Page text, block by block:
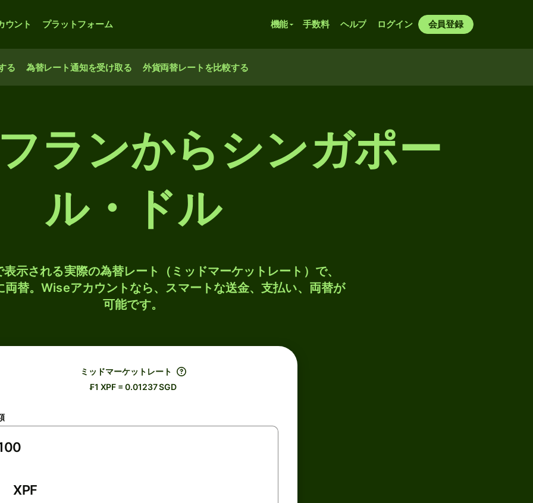
ウント プラットフォーム 機能 手数料 ヘルプ ログイン 会員登録
る 為替レート通知を受け取る 外貨両替レートを比較する
ランからシンガポー
ル・ドル
示される実際の為替レート（ミッドマーケットレート）で、
両替。Wiseアカウントなら、スマートな送金、支払い、両替が
可能です。
ミッドマーケットレート
₣1 XPF = 0.01237 SGD
XPF